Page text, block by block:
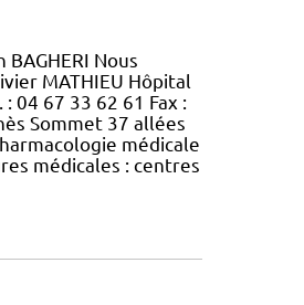
Nous
MATHIEU Hôpital
04 67 33 62 61 Fax :
Sommet 37 allées
médicale
médicales : centres